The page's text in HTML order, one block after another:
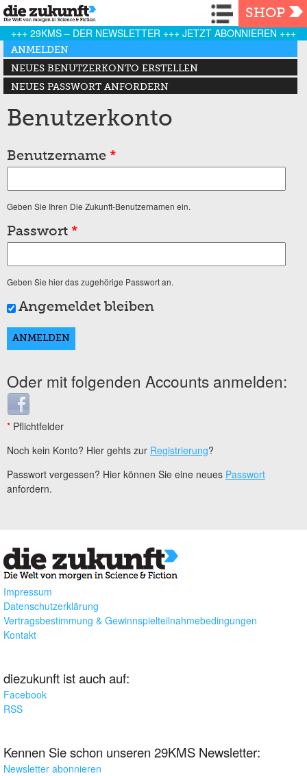
Navigation
SHOP
+++ 29KMS – DER NEWSLETTER +++ JETZT ABONNIEREN +++
Haupt-Reiter
ANMELDEN
(AKTIVER REITER)
NEUES BENUTZERKONTO ERSTELLEN
NEUES PASSWORT ANFORDERN
Benutzerkonto
Benutzername *
Geben Sie Ihren Die Zukunft-Benutzernamen ein.
Passwort *
Geben Sie hier das zugehörige Passwort an.
Angemeldet bleiben
Oder mit folgenden Accounts anmelden:
Login with Facebook
* Pflichtfelder
Noch kein Konto? Hier gehts zur Registrierung?
Passwort vergessen? Hier können Sie eine neues Passwort
anfordern.
Impressum
Datenschutzerklärung
Vertragsbestimmung & Gewinnspielteilnahmebedingungen
Kontakt
diezukunft ist auch auf:
Facebook
RSS
Kennen Sie schon unseren 29KMS Newsletter:
Newsletter abonnieren